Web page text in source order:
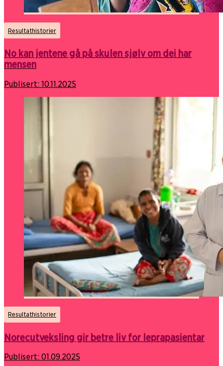
Resultathistorier
No kan jentene gå på skulen sjølv om dei har
mensen
Publisert: 10.11.2025
Resultathistorier
Norecutveksling gir betre liv for leprapasientar
Publisert: 01.09.2025